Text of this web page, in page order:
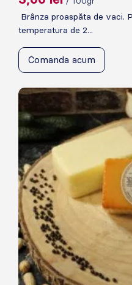
Brânza proaspăta de vaci.
temperatura de 2...
Comanda acum